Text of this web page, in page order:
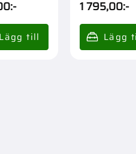
:- 1 795,00:-